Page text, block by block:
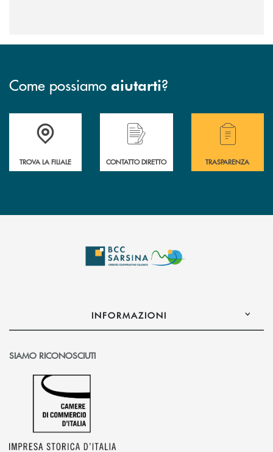
Come possiamo aiutarti?
Accedi all'elenco completo delle filiali di Bcc Sarsina.
TROVA LA FILIALE
Hai bisogno di assistenza immediata ?
CONTATTO DIRETTO
Hai bisogno di
TRASPARENZA
INFORMAZIONI
SIAMO RICONOSCIUTI